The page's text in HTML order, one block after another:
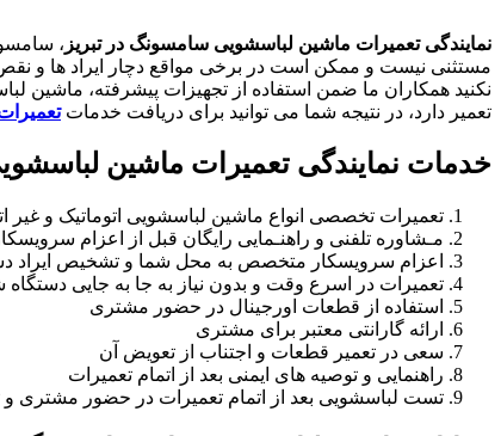
نمایندگی تعمیرات ماشین لباسشویی سامسونگ در تبریز ،
مستثنی نیست و ممکن است در برخی مواقع دچار ایراد ها و
نکنید همکاران ما ضمن استفاده از تجهیزات پیشرفته، ماشین
تعمیر دارد، در نتیجه شما می توانید برای دریافت خدمات
خدمات نمایندگی تعمیرات ماشین
تعمیرات تخصصی انواع ماشین لباسشویی اتوماتیک و غیر
مـشاوره تلفنی و راهنـمایی رایگان قبل از اعزام
اعزام سرویسکار متخصص به محل شما و تشخیص ایراد
تعمیرات در اسرع وقت و بدون نیاز به جا به جایی دستگاه
استفاده از قطعات اورجینال در حضور مشتری
ارائه گارانتی معتبر برای مشتری
سعی در تعمیر قطعات و اجتناب از تعویض آن
راهنمایی و توصیه های ایمنی بعد از اتمام تعمیرات
تست لباسشویی بعد از اتمام تعمیرات در حضور مشتری و